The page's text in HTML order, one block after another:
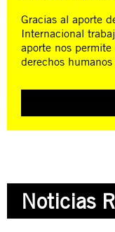
Gracias al aporte
Internacional
aporte nos
derechos
Noticias